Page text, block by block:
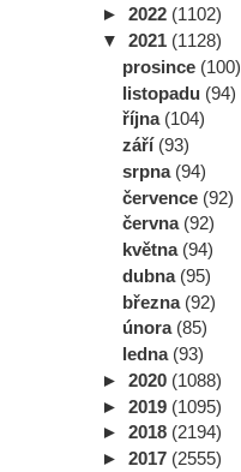
► 2022 (1102)
▼ 2021 (1128)
prosince (100)
listopadu (94)
října (104)
září (93)
srpna (94)
července (92)
června (92)
května (94)
dubna (95)
března (92)
února (85)
ledna (93)
► 2020 (1088)
► 2019 (1095)
► 2018 (2194)
► 2017 (2555)